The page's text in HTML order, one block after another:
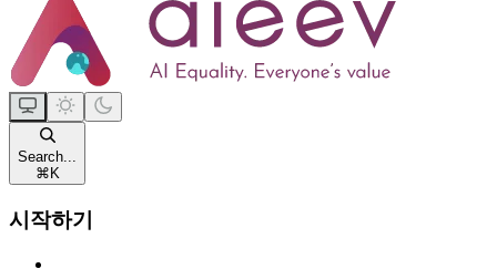
Search...
⌘ K
시작하기